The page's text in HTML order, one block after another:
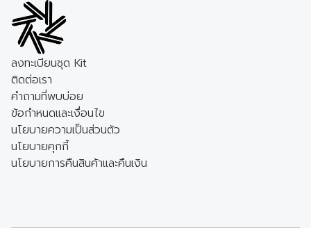
ลงทะเบียนชุด Kit
ติดต่อเรา
คำถามที่พบบ่อย
ข้อกำหนดและเงื่อนไข
นโยบายความเป็นส่วนตัว
นโยบายคุกกี้
นโยบายการคืนสินค้าและคืนเงิน